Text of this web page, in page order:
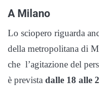
A Milano
Lo sciopero riguarda
della metropolitana di
che l’agitazione del
è prevista dalle 18 alle